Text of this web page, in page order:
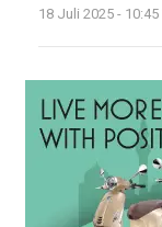
18 Juli 2025 - 10:45